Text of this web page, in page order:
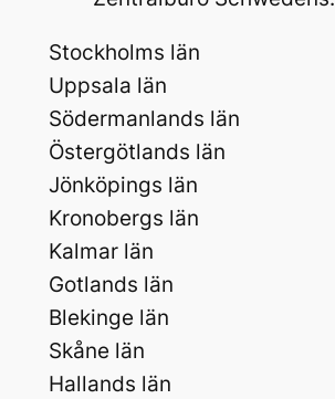
Stockholms län
Uppsala län
Södermanlands län
Östergötlands län
Jönköpings län
Kronobergs län
Kalmar län
Gotlands län
Blekinge län
Skåne län
Hallands län